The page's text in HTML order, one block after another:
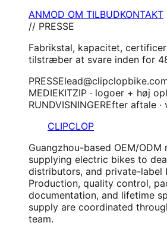
ANMOD OM TILBUDKONTAKT
// PRESSE
Fabrikstal, kapacitet,
tilstræber at svare inden for
PRESSE
MEDIEKITZIP · logoer + høj
RUNDVISNINGEREfter aftale ·
CLIPCLOP
Guangzhou-based OEM/ODM
supplying electric bikes to
distributors, and private-label
Production, quality control,
documentation, and lifetime
supply are coordinated
team.